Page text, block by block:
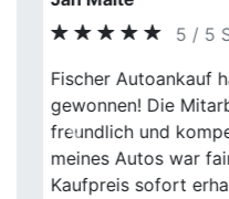
5 /
Ab jetzt unsere
Sachen Auto
Zuverlässigkeit
groß geschrieben.
Previous